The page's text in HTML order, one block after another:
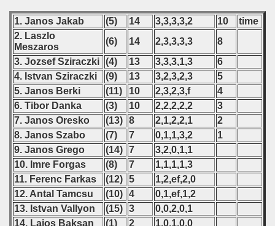
1. Janos Jakab (5) 14 3,3,3,3,2 10
time
2. Laszlo
Meszaros
(6) 14 2,3,3,3,3
8
3. Jozsef Sziraczki (4) 13 3,3,3,1,3
6
4. Istvan Sziraczki
(9) 13 3,2,3,2,3
5
5. Janos Berki
(11) 10 2,3,2,3,f
4
6. Tibor Danka
(3) 10 2,2,2,2,2
3
7. Janos Oresko
(13) 8 2,1,2,2,1
2
8. Janos Szabo
(7) 7 0,1,1,3,2
1
9. Janos Grego
(14) 7
3,2,0,1,1
10. Imre Forgas
(8) 7
1,1,1,1,3
11. Ferenc Farkas
(12) 5
1,2,ef,2,0
12. Antal Tamcsu
(10) 4
0,1,ef,1,2
13. Istvan Vallyon
(15) 3
0,0,2,0,1
14. Lajos Baksan
(1) 2 1,0,1,0,0
- 2001
- 2002
- 2003
- 2004
- 2005
- 2006
- 2007
- 2008